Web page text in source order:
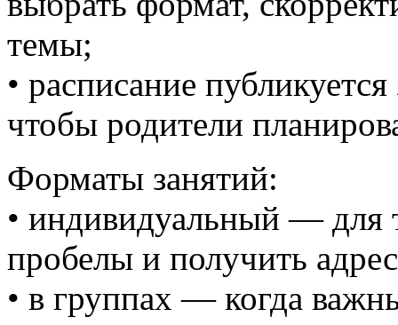
темы;
• расписание
чтобы родители
Форматы занятий:
• индивидуальный — для
пробелы и получить
• в группах — когда